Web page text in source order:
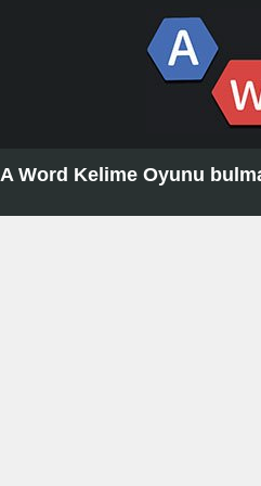
A Word Kelime Oyunu